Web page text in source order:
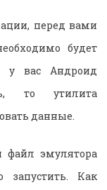
перед вами
будет
у вас Андроид
то утилита
данные.
файл эмулятора
запустить. Как